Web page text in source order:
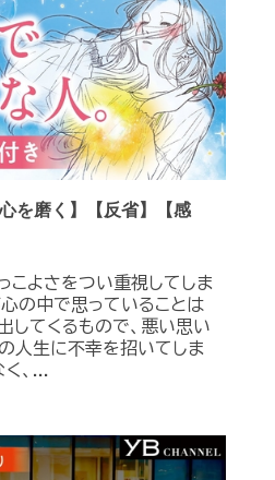
を磨く】【反省】【感
こよさをつい重視してしま
心の中で思っていることは
してくるもので、悪い思い
人生に不幸を招いてしま
、...